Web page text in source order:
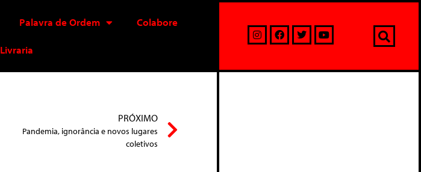
Palavra de Ordem Colabore
Livraria
PRÓXIMO
Pandemia, ignorância e novos lugares
coletivos